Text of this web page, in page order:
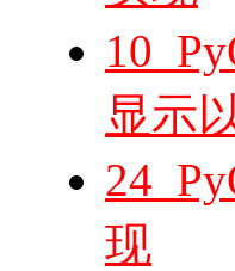
显示
现